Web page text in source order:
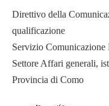
Direttivo della
qualificazione
Servizio
Settore Affari generali,
Provincia di Como